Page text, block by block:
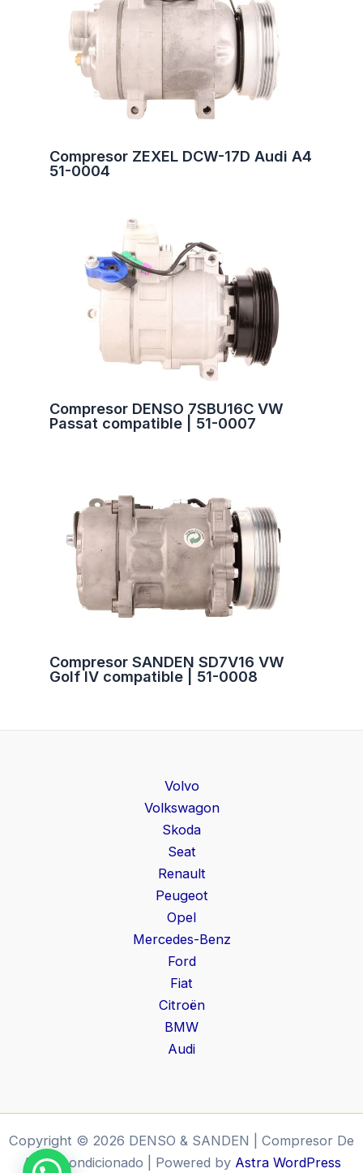
Compresor ZEXEL DCW-17D Audi A4
51-0004
Compresor DENSO 7SBU16C VW
Passat compatible | 51-0007
Compresor SANDEN SD7V16 VW
Golf IV compatible | 51-0008
Volvo
Volkswagon
Skoda
Seat
Renault
Peugeot
Opel
Mercedes-Benz
Ford
Fiat
Citroën
BMW
Audi
Copyright © 2026 DENSO & SANDEN | Compresor De
Aire Acondicionado | Powered by Astra WordPress